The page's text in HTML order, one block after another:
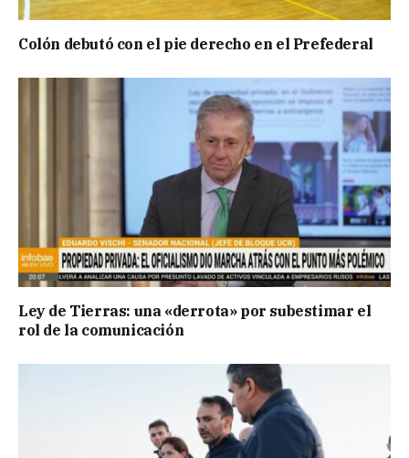
Colón debutó con el pie derecho en el Prefederal
Ley de Tierras: una «derrota» por subestimar el
rol de la comunicación